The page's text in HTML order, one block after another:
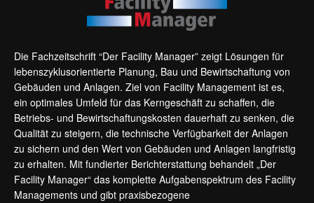
Die Fachzeitschrift “Der Facility Manager” zeigt Lösungen für
lebenszyklusorientierte Planung, Bau und Bewirtschaftung von
Gebäuden und Anlagen. Ziel von Facility Management ist es,
ein optimales Umfeld für das Kerngeschäft zu schaffen, die
Betriebs- und Bewirtschaftungskosten dauerhaft zu senken, die
Qualität zu steigern, die technische Verfügbarkeit der Anlagen
zu sichern und den Wert von Gebäuden und Anlagen langfristig
zu erhalten. Mit fundierter Berichterstattung behandelt „Der
Facility Manager“ das komplette Aufgabenspektrum des Facility
Managements und gibt praxisbezogene